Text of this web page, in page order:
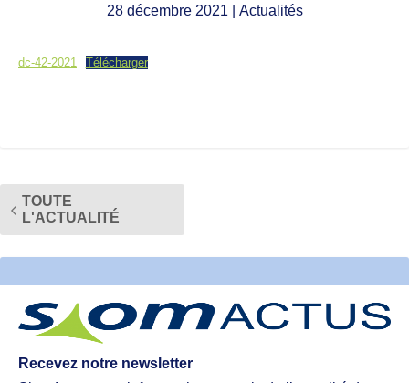
28 décembre 2021 | Actualités
dc-42-2021 Télécharger
TOUTE
L'ACTUALITÉ
Recevez notre newsletter